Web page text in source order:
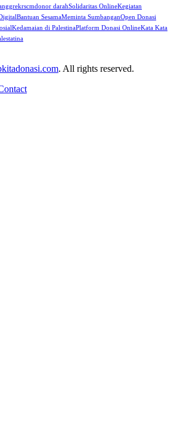
rscmdonor darahSolidaritas OnlineKegiatan
Bantuan SesamaMeminta SumbanganOpen Donasi
Kedamaian di PalestinaPlatform Donasi OnlineKata Kata
. All rights reserved.